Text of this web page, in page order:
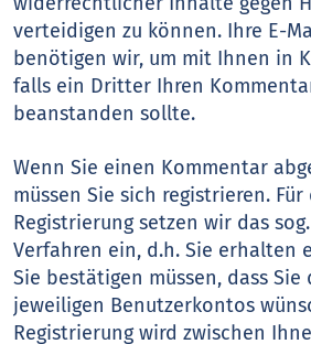
verteidigen zu können. Ihre E-
benötigen wir, um mit Ihnen in
falls ein Dritter Ihren
beanstanden sollte.
Wenn Sie einen Kommentar
müssen Sie sich registrieren. Für
Registrierung setzen wir das
Verfahren ein, d.h. Sie erhalten
Sie bestätigen müssen, dass Sie
jeweiligen Benutzerkontos
Registrierung wird zwischen